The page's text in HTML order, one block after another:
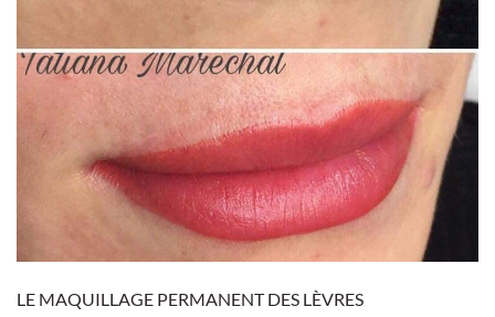
LE MAQUILLAGE PERMANENT DES LÈVRES